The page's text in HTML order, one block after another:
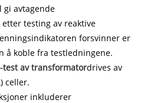
gi avtagende
testing av reaktive
forsvinner er
å koble fra testledningene.
test av transformatordrives av
celler.
inkluderer